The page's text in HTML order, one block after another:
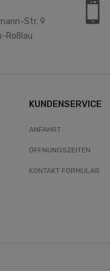
Str. 9
Roßlau
KUNDENSERVICE
ANFAHRT
ÖFFNUNGSZEITEN
KONTAKT FORMULAR